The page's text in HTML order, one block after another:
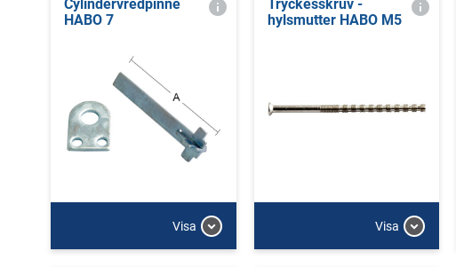
Cylindervredpinne
HABO 7
Visa
Tryckesskruv -
hylsmutter HABO M5
Visa